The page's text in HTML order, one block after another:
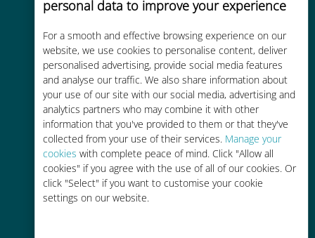
personal data to improve your experience
For a smooth and effective browsing experience on our
website, we use cookies to personalise content, deliver
personalised advertising, provide social media features
and analyse our traffic. We also share information about
your use of our site with our social media, advertising and
analytics partners who may combine it with other
information that you've provided to them or that they've
collected from your use of their services. Manage your
cookies with complete peace of mind. Click "Allow all
cookies" if you agree with the use of all of our cookies. Or
click "Select" if you want to customise your cookie
settings on our website.
コストパフォーマンス
お客様が普段お使いのキャリアでロ
ーミングサービスを使った場合に比
べて最大で90％の節約が可能です。
かんたん追加購入